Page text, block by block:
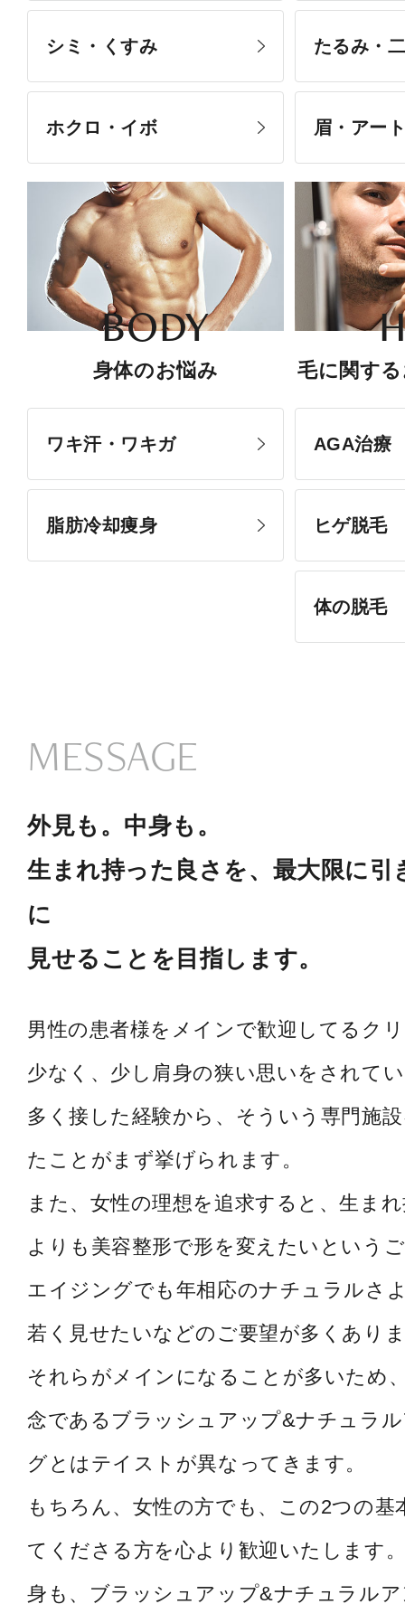
シミ・くすみ
ホクロ・イボ
たるみ・
眉・アー
BODY
身体のお悩み
ワキ汗・ワキガ
脂肪冷却痩身
毛に関す
AGA治療
ヒゲ脱毛
体の脱毛
MESSAGE
外見も。中身も。
生まれ持った良さを、最大限に引
に
見せることを目指します。
男性の患者様をメインで歓迎してるク
少なく、少し肩身の狭い思いをされて
多く接した経験から、そういう専門施
たことがまず挙げられます。
また、女性の理想を追求すると、生ま
よりも美容整形で形を変えたいという
エイジングでも年相応のナチュラルさ
若く見せたいなどのご要望が多くあり
それらがメインになることが多いため
念であるブラッシュアップ&ナチュラ
グとはテイストが異なってきます。
もちろん、女性の方でも、この2つの基
てくださる方を心より歓迎いたします
身も、ブラッシュアップ&ナチュラル